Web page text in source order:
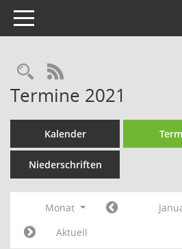
Toggle navigation
Rechercheauswahl
RSS-Feed
Termine 2021
Kalender
Niederschriften
Monat
Aktuell